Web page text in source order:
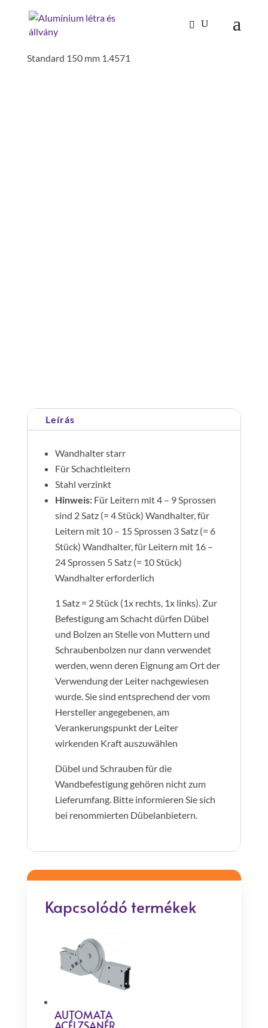
Kezdőlap/Tűzoltóság-katasztrófavédelem/
Standard 150 mm 1.4571
mennyiség
Leírás
Wandhalter starr
Für Schachtleitern
Stahl verzinkt
Hinweis:Für Leitern mit 4 – 9 Sprossen
sind 2 Satz (= 4 Stück) Wandhalter, für
Leitern mit 10 – 15 Sprossen 3 Satz (= 6
Stück) Wandhalter, für Leitern mit 16 –
24 Sprossen 5 Satz (= 10 Stück)
Wandhalter erforderlich
1 Satz = 2 Stück (1x rechts, 1x links). Zur
Befestigung am Schacht dürfen Dübel
und Bolzen an Stelle von Muttern und
Schraubenbolzen nur dann verwendet
werden, wenn deren Eignung am Ort der
Verwendung der Leiter nachgewiesen
wurde. Sie sind entsprechend der vom
Hersteller angegebenen, am
Verankerungspunkt der Leiter
wirkenden Kraft auszuwählen
Dübel und Schrauben für die
Wandbefestigung gehören nicht zum
Lieferumfang. Bitte informieren Sie sich
bei renommierten Dübelanbietern.
Kapcsolódó termékek
AUTOMATA